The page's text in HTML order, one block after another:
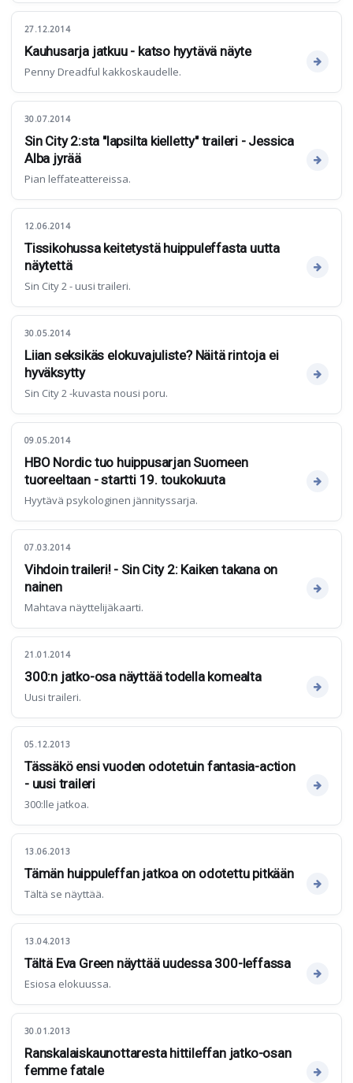
27.12.2014
Kauhusarja jatkuu - katso hyytävä näyte
Penny Dreadful kakkoskaudelle.
30.07.2014
Sin City 2:sta "lapsilta kielletty" traileri - Jessica
Alba jyrää
Pian leffateattereissa.
12.06.2014
Tissikohussa keitetystä huippuleffasta uutta
näytettä
Sin City 2 - uusi traileri.
30.05.2014
Liian seksikäs elokuvajuliste? Näitä rintoja ei
hyväksytty
Sin City 2 -kuvasta nousi poru.
09.05.2014
HBO Nordic tuo huippusarjan Suomeen
tuoreeltaan - startti 19. toukokuuta
Hyytävä psykologinen jännityssarja.
07.03.2014
Vihdoin traileri! - Sin City 2: Kaiken takana on
nainen
Mahtava näyttelijäkaarti.
21.01.2014
300:n jatko-osa näyttää todella komealta
Uusi traileri.
05.12.2013
Tässäkö ensi vuoden odotetuin fantasia-action
- uusi traileri
300:lle jatkoa.
13.06.2013
Tämän huippuleffan jatkoa on odotettu pitkään
Tältä se näyttää.
13.04.2013
Tältä Eva Green näyttää uudessa 300-leffassa
Esiosa elokuussa.
30.01.2013
Ranskalaiskaunottaresta hittileffan jatko-osan
femme fatale